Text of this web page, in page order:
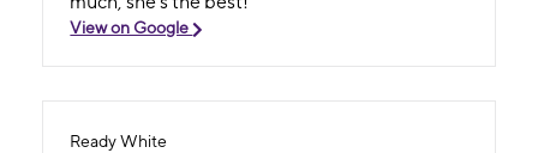
View on Google
Ready White